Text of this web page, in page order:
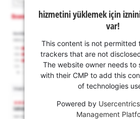
hizmetini yüklemek için
var!
This content is not permitted
trackers that are not
The website owner needs to
with their CMP to add this
of technologies
Powered by
Management